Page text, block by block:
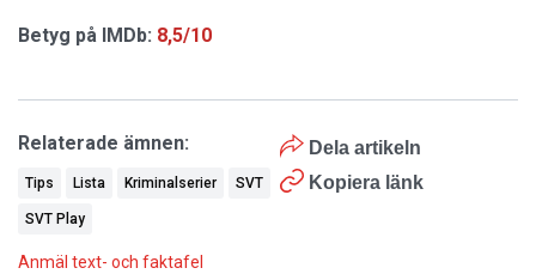
Betyg på IMDb: 8,5/10
Dela artikeln
Kopiera länk
Relaterade ämnen:
Tips Lista Kriminalserier SVT
SVT Play
Anmäl text- och faktafel